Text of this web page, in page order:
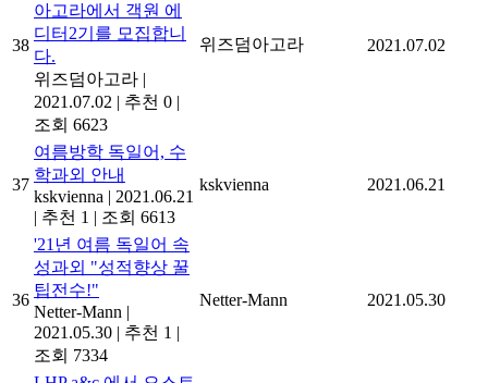
38
아고라에서 객원 에
디터2기를 모집합니
다.
위즈덤아고라 |
2021.07.02 | 추천 0 |
조회 6623
위즈덤아고라 2021.07.02
37
여름방학 독일어, 수
학과외 안내
kskvienna | 2021.06.21
| 추천 1 | 조회 6613
kskvienna 2021.06.21
36
'21년 여름 독일어 속
성과외 "성적향상 꿀
팁전수!"
Netter-Mann |
2021.05.30 | 추천 1 |
조회 7334
Netter-Mann 2021.05.30